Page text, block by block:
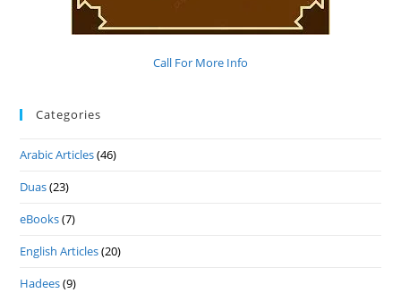
Call For More Info
Categories
Arabic Articles(46)
Duas(23)
eBooks(7)
English Articles(20)
Hadees(9)